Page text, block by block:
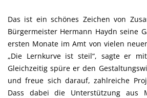
Das ist ein schönes Zeichen von
Bürgermeister Hermann Haydn seine
ersten Monate im Amt von vielen
Die Lernkurve ist steil“, sagte er
Gleichzeitig spüre er den
und freue sich darauf, zahlreiche
Dass dabei die Unterstützung aus